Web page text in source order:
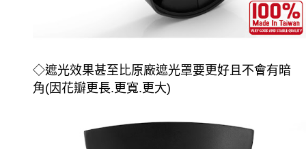
◇遮光效果甚至比原廠遮光罩要更好且不會有暗
角(因花瓣更長.更寬.更大)